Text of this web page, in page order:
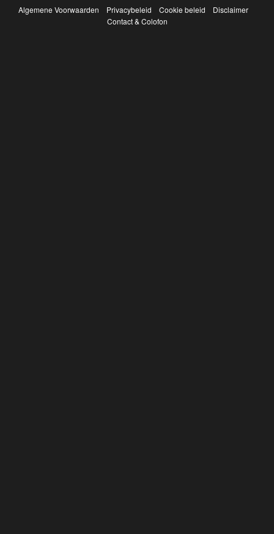
Algemene Voorwaarden Privacybeleid Cookie beleid
Disclaimer
Contact & Colofon